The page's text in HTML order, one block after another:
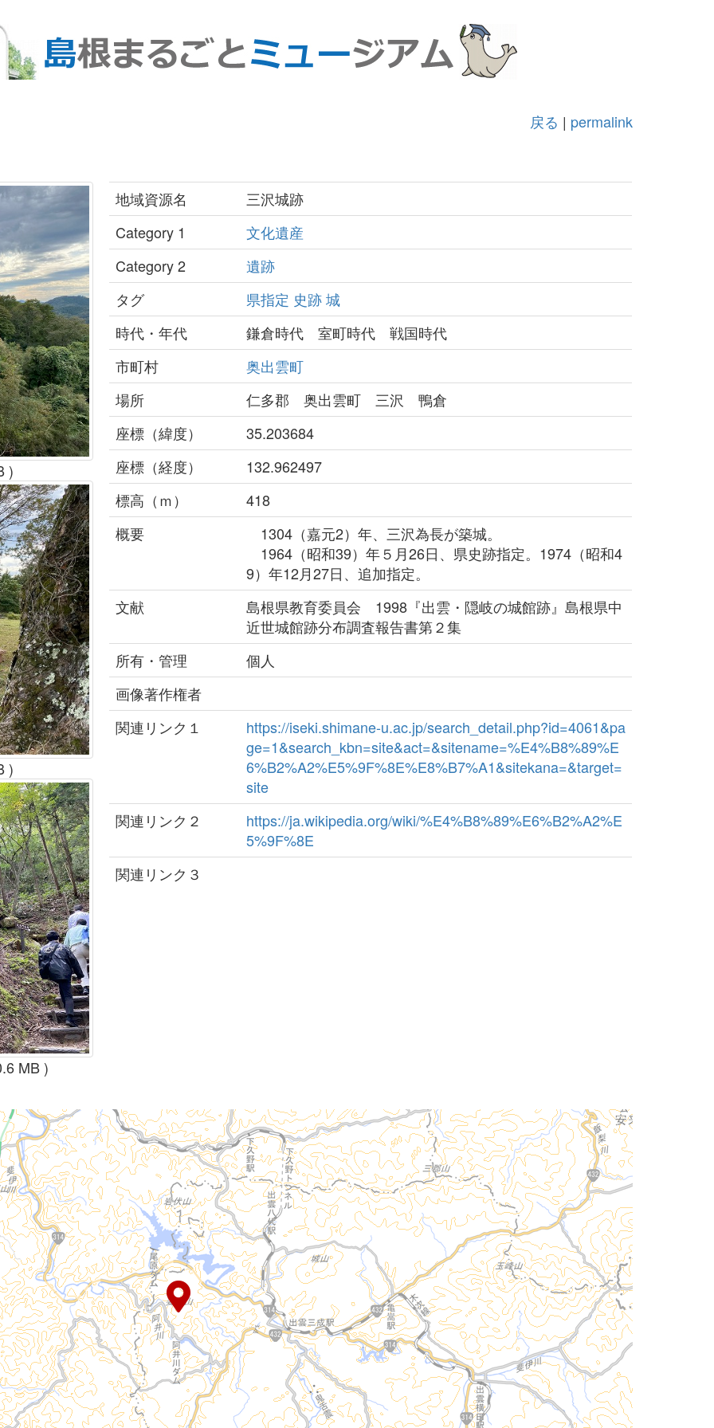
戻る | permalink
)
)
MB )
地域資源名
三沢城跡
Category 1
文化遺産
Category 2
遺跡
タグ
県指定 史跡 城
時代・年代
鎌倉時代 室町時代 戦国時代
市町村
奥出雲町
場所
仁多郡 奥出雲町 三沢 鴨倉
座標（緯度）
35.203684
座標（経度）
132.962497
標高（ｍ）
418
概要
1304（嘉元2）年、三沢為長が築城。
1964（昭和39）年５月26日、県史跡指定。1974（昭和4
9）年12月27日、追加指定。
文献
島根県教育委員会 1998『出雲・隠岐の城館跡』島根県中
近世城館跡分布調査報告書第２集
所有・管理
個人
画像著作権者
関連リンク１
https://iseki.shimane-u.ac.jp/search_detail.php?id=4061&pa
ge=1&search_kbn=site&act=&sitename=%E4%B8%89%E
6%B2%A2%E5%9F%8E%E8%B7%A1&sitekana=&target=
site
関連リンク２
https://ja.wikipedia.org/wiki/%E4%B8%89%E6%B2%A2%E
5%9F%8E
関連リンク３